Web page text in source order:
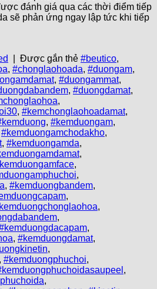
đánh giá qua các thời điểm tiếp
sẽ phản ứng ngay lập tức khi tiếp
Được gắn thẻ #beutico,
, #chonglaohoada, #duongam,
, #duongammat,
, #duongdamat,
,
, #kemchonglaohoadamat,
, #kemduongam,
#kemduongamchodakho,
, #kemduongamda,
,
,
,
, #kemduongbandem,
,
,
,
,
, #kemduongdamat,
,
, #kemduongphuchoi,
,
,